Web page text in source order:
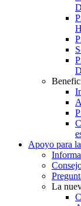
Apoyo para
La